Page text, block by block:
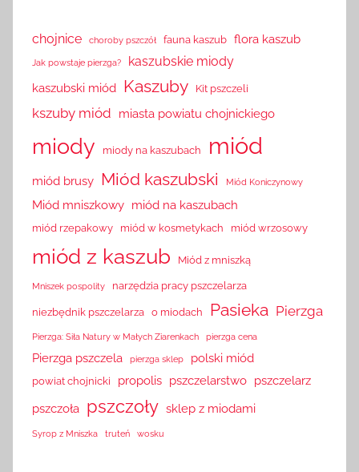
chojnice choroby pszczół fauna kaszub flora kaszub
Jak powstaje pierzga? kaszubskie miody
kaszubski miód Kaszuby Kit pszczeli
kszuby miód miasta powiatu chojnickiego
miody miody na kaszubach miód
miód brusy Miód kaszubski Miód Koniczynowy
Miód mniszkowy miód na kaszubach
miód rzepakowy miód w kosmetykach miód wrzosowy
miód z kaszub Miód z mniszką
Mniszek pospolity narzędzia pracy pszczelarza
niezbędnik pszczelarza o miodach Pasieka Pierzga
Pierzga: Siła Natury w Małych Ziarenkach pierzga cena
Pierzga pszczela pierzga sklep polski miód
powiat chojnicki propolis pszczelarstwo pszczelarz
pszczoła pszczoły sklep z miodami
Syrop z Mniszka truteń wosku